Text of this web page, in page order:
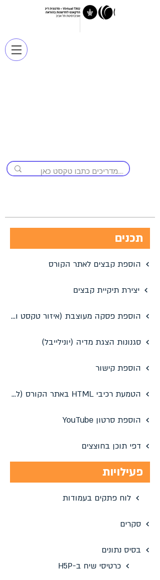
תכנים
הוספת קבצים לאתר הקורס
יצירת תיקיית קבצים
הוספת פסקה מעוצבת (איזור טקסט ומדיה)
סגנונות הצגת מדיה (יונילייבל)
הוספת קישור
הטמעת רכיבי HTML באתר הקורס (למשל Padlet או Google Slides)
הוספת סרטון YouTube
דפי תוכן בחוצצים
פעילויות
לוח פתקים בעמודות
סקרים
בסיס נתונים
כרטיסי שיח ב-H5P